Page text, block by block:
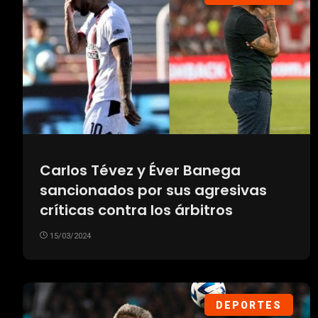
Carlos Tévez y Éver Banega
sancionados por sus agresivas
críticas contra los árbitros
15/03/2024
DEPORTES